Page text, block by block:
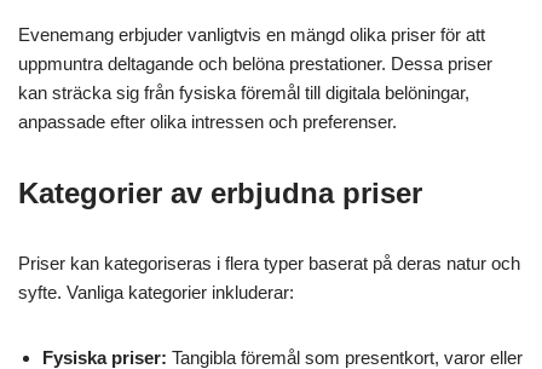
Evenemang erbjuder vanligtvis en mängd olika priser för att
uppmuntra deltagande och belöna prestationer. Dessa priser
kan sträcka sig från fysiska föremål till digitala belöningar,
anpassade efter olika intressen och preferenser.
Kategorier av erbjudna priser
Priser kan kategoriseras i flera typer baserat på deras natur och
syfte. Vanliga kategorier inkluderar:
Fysiska priser: Tangibla föremål som presentkort, varor eller